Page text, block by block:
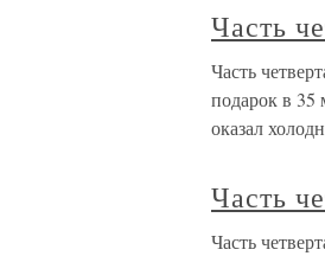
Часть
Часть
подарок в 35
оказал
Часть
Часть